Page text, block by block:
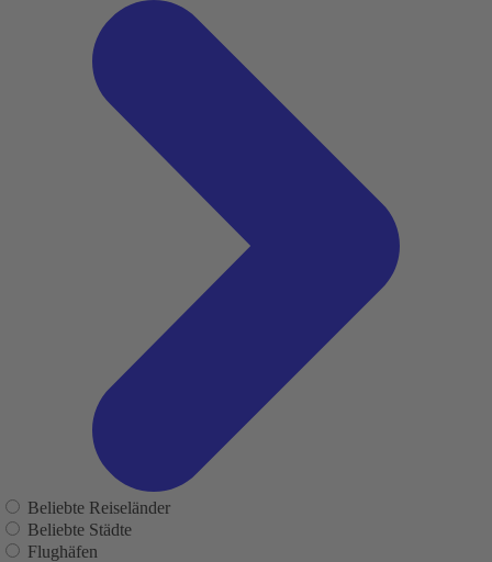
Beliebte Reiseländer
Beliebte Städte
Flughäfen